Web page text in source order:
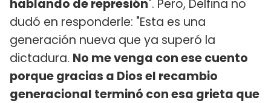
hablando de represión". Pero, Delfina no
dudó en responderle: "Esta es una
generación nueva que ya superó la
dictadura. No me venga con ese cuento
porque gracias a Dios el recambio
generacional terminó con esa grieta que